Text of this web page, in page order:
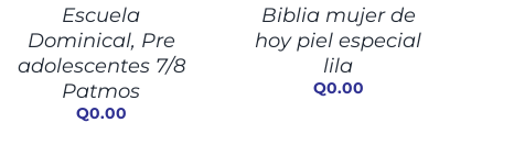
DETALLESEscuela
Dominical, Pre
adolescentes 7/8
Patmos
Q0.00
DETALLES
Biblia mujer de
hoy piel especial
lila
Q0.00